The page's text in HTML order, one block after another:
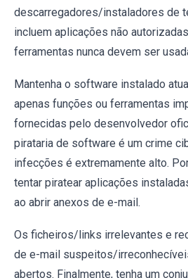
descarregadores/instaladores de
incluem aplicações não
ferramentas nunca devem ser
Mantenha o software instalado
apenas funções ou ferramentas
fornecidas pelo desenvolvedor
pirataria de software é um crime
infecções é extremamente alto.
tentar piratear aplicações
ao abrir anexos de e-mail.
Os ficheiros/links irrelevantes e
de e-mail suspeitos/
abertos. Finalmente, tenha um